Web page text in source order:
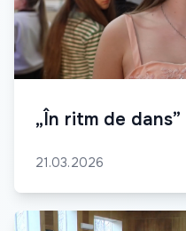
„În ritm de
21.03.2026